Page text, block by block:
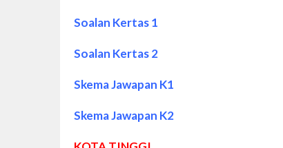
Soalan Kertas 1
Soalan Kertas 2
Skema Jawapan K1
Skema Jawapan K2